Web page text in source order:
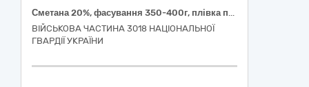
Сметана 20%, фасування 350-400г, плівка поліетиленова, ДСТУ 4418
ВІЙСЬКОВА ЧАСТИНА 3018 НАЦІОНАЛЬНОЇ
ГВАРДІЇ УКРАЇНИ